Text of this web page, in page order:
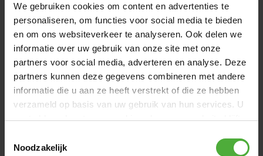
We gebruiken cookies om content en advertenties te
personaliseren, om functies voor social media te bieden
en om ons websiteverkeer te analyseren. Ook delen we
informatie over uw gebruik van onze site met onze
partners voor social media, adverteren en analyse. Deze
partners kunnen deze gegevens combineren met andere
informatie die u aan ze heeft verstrekt of die ze hebben
verzameld op basis van uw gebruik van hun services. U
gaat akkoord met onze cookies als u onze website blijft
Noodzakelijk
DIMENSIONS ET DÉTAILS
AJOUTER AU PANIER
Livraisongratuiteà partir de 50 €
Excellente note clients :9,2/10